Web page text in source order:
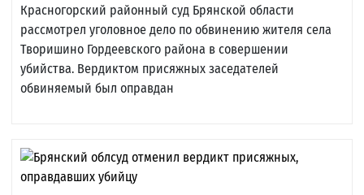
Красногорский районный суд Брянской области
рассмотрел уголовное дело по обвинению жителя села
Творишино Гордеевского района в совершении
убийства. Вердиктом присяжных заседателей
обвиняемый был оправдан